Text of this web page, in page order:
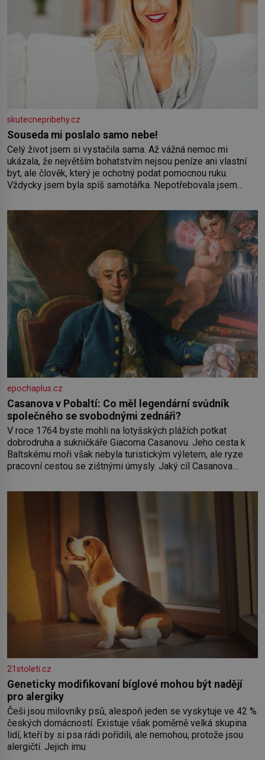
skutecnepribehy.cz
Souseda mi poslalo samo nebe!
Celý život jsem si vystačila sama. Až vážná nemoc mi
ukázala, že největším bohatstvím nejsou peníze ani vlastní
byt, ale člověk, který je ochotný podat pomocnou ruku.
Vždycky jsem byla spíš samotářka. Nepotřebovala jsem
práce a hlavně klid. Hned po studiích jsem odešla z rodného
epochaplus.cz
Casanova v Pobaltí: Co měl legendární svůdník
společného se svobodnými zednáři?
V roce 1764 byste mohli na lotyšských plážích potkat
dobrodruha a sukničkáře Giacoma Casanovu. Jeho cesta k
Baltskému moři však nebyla turistickým výletem, ale ryze
pracovní cestou se zištnými úmysly. Jaký cíl Casanova
Rigy? Casanova v Pobaltí kontaktoval tamní zednářské lóže.
Nebyl v této oblasti žádným nováčkem, protože do
21stoleti.cz
Geneticky modifikovaní bíglové mohou být nadějí
pro alergiky
Češi jsou milovníky psů, alespoň jeden se vyskytuje ve 42 %
českých domácností. Existuje však poměrně velká skupina
lidí, kteří by si psa rádi pořídili, ale nemohou, protože jsou
alergičtí. Jejich imu